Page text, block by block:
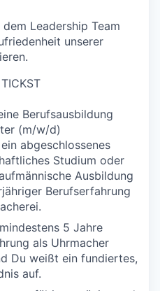
Leadership Team
unserer
Berufsausbildung
(m/w/d)
abgeschlossenes
Studium oder
Ausbildung
Berufserfahrung
5 Jahre
als Uhrmacher
Du weißt ein fundiertes,
auf.